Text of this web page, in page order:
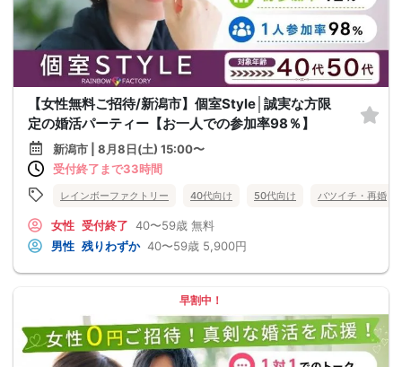
【女性無料ご招待/新潟市】個室Style│誠実な方限
定の婚活パーティー【お一人での参加率98％】
新潟市 | 8月8日(土) 15:00〜
受付終了まで33時間
レインボーファクトリー 40代向け 50代向け バツイチ・再婚
女性 受付終了 40〜59歳 無料
男性 残りわずか 40〜59歳 5,900円
早割中！